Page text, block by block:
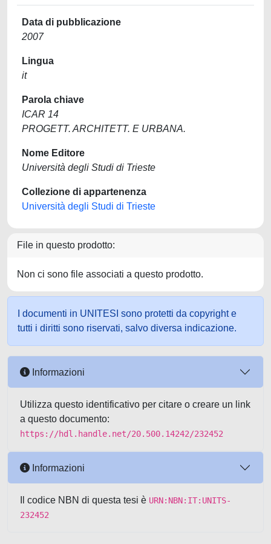
Data di pubblicazione
2007
Lingua
it
Parola chiave
ICAR 14
PROGETT. ARCHITETT. E URBANA.
Nome Editore
Università degli Studi di Trieste
Collezione di appartenenza
Università degli Studi di Trieste
File in questo prodotto:
Non ci sono file associati a questo prodotto.
I documenti in UNITESI sono protetti da copyright e
tutti i diritti sono riservati, salvo diversa indicazione.
Informazioni
Utilizza questo identificativo per citare o creare un link
a questo documento:
https://hdl.handle.net/20.500.14242/232452
Informazioni
Il codice NBN di questa tesi è URN:NBN:IT:UNITS-
232452